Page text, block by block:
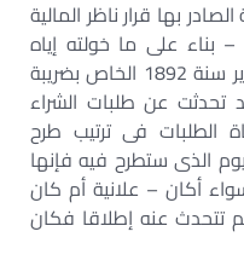
بها قرار ناظر المالية
فى 21 من أغسطس سنة 1902 – بناء على ما خولته إياه
المادة السادسة في دكريتو 3 فبراير سنة 1892 الخاص بضريبة
عن طلبات الشراء
الطلبات فى ترتيب طرح
الذى ستطرح فيه فإنها
أكان – علانية أم كان
تتحدث عنه إطلاقا فكان